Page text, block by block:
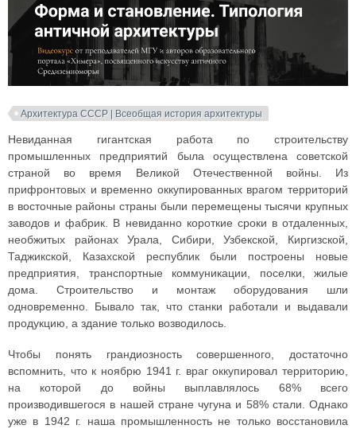
Архитектура СССР | Всеобщая история архитектуры
Невиданная гигантская работа по строительству
промышленных предприятий была осуществлена советской
страной во время Великой Отечественной войны. Из
прифронтовых и временно оккупированных врагом территорий
в восточные районы страны были перемещены тысячи крупных
заводов и фабрик. В невиданно короткие сроки в отдаленных,
необжитых районах Урала, Сибири, Узбекской, Киргизской,
Таджикской, Казахской республик были построены новые
предприятия, транспортные коммуникации, поселки, жилые
дома. Строительство и монтаж оборудования шли
одновременно. Бывало так, что станки работали и выдавали
продукцию, а здание только возводилось.
Чтобы понять грандиозность совершенного, достаточно
вспомнить, что к ноябрю 1941 г. враг оккупировал территорию,
на которой до войны выплавлялось 68% всего
производившегося в нашей стране чугуна и 58% стали. Однако
уже в 1942 г. наша промышленность не только восстановила